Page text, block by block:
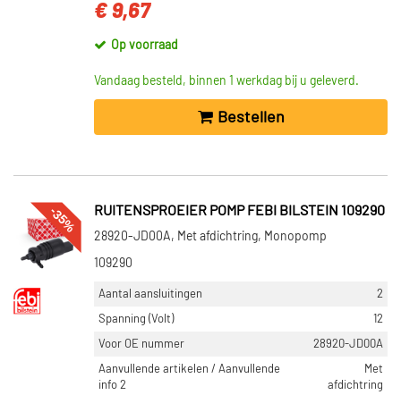
€ 9,67
Op voorraad
Vandaag besteld, binnen 1 werkdag bij u geleverd.
Bestellen
-35% RUITENSPROEIER POMP FEBI BILSTEIN 109290
28920-JD00A, Met afdichtring, Monopomp
109290
Aantal aansluitingen
2
Spanning (Volt)
12
Voor OE nummer
28920-JD00A
Aanvullende artikelen / Aanvullende
info 2
Met
afdichtring